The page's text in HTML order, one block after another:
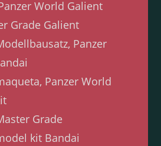
World Galient
Grade Galient
Panzer
Panzer World
Grade
kit Bandai